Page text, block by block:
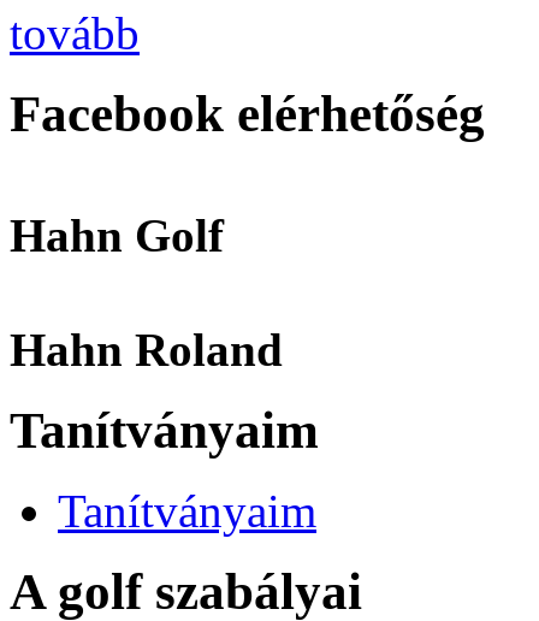
tovább
Facebook elérhetőség
Hahn Golf
Hahn Roland
Tanítványaim
Tanítványaim
A golf szabályai